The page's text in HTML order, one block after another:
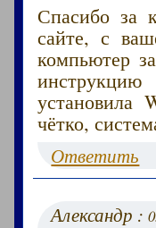
Спасибо за
сайте, с
компьютер
инструкцию
чётко,
Ответить
Александр :